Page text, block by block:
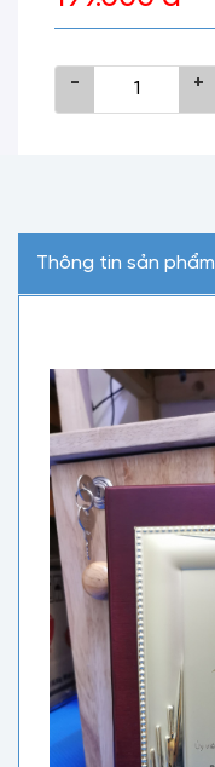
- +
Thông tin sản phẩm